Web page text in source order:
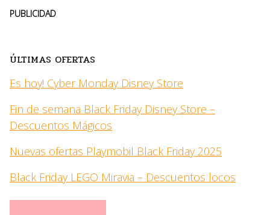
PUBLICIDAD
ÚLTIMAS OFERTAS
Es hoy! Cyber Monday Disney Store
Fin de semana Black Friday Disney Store –
Descuentos Mágicos
Nuevas ofertas Playmobil Black Friday 2025
Black Friday LEGO Miravia – Descuentos locos